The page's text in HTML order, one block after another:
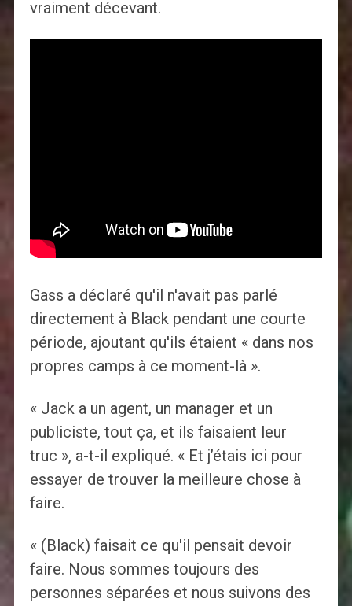
vraiment décevant.
Gass a déclaré qu'il n'avait pas parlé
directement à Black pendant une courte
période, ajoutant qu'ils étaient « dans nos
propres camps à ce moment-là ».
« Jack a un agent, un manager et un
publiciste, tout ça, et ils faisaient leur
truc », a-t-il expliqué. « Et j’étais ici pour
essayer de trouver la meilleure chose à
faire.
« (Black) faisait ce qu'il pensait devoir
faire. Nous sommes toujours des
personnes séparées et nous suivons des